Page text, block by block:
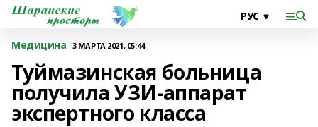
Медицина 3 МАРТА 2021, 05:44
Туймазинская больница
получила УЗИ-аппарат
экспертного класса